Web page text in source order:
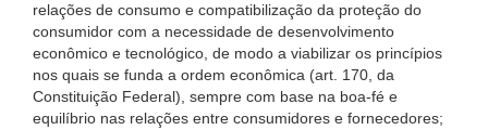
relações de consumo e compatibilização da proteção do
consumidor com a necessidade de desenvolvimento
econômico e tecnológico, de modo a viabilizar os princípios
nos quais se funda a ordem econômica (art. 170, da
Constituição Federal), sempre com base na boa-fé e
equilíbrio nas relações entre consumidores e fornecedores;